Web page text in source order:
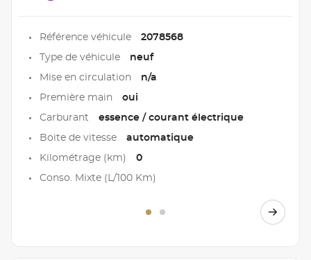
Référence véhicule 2078568
Type de véhicule neuf
Mise en circulation n/a
Première main oui
Carburant essence / courant électrique
Boite de vitesse automatique
Kilométrage (km) 0
Conso. Mixte (L/100 Km)